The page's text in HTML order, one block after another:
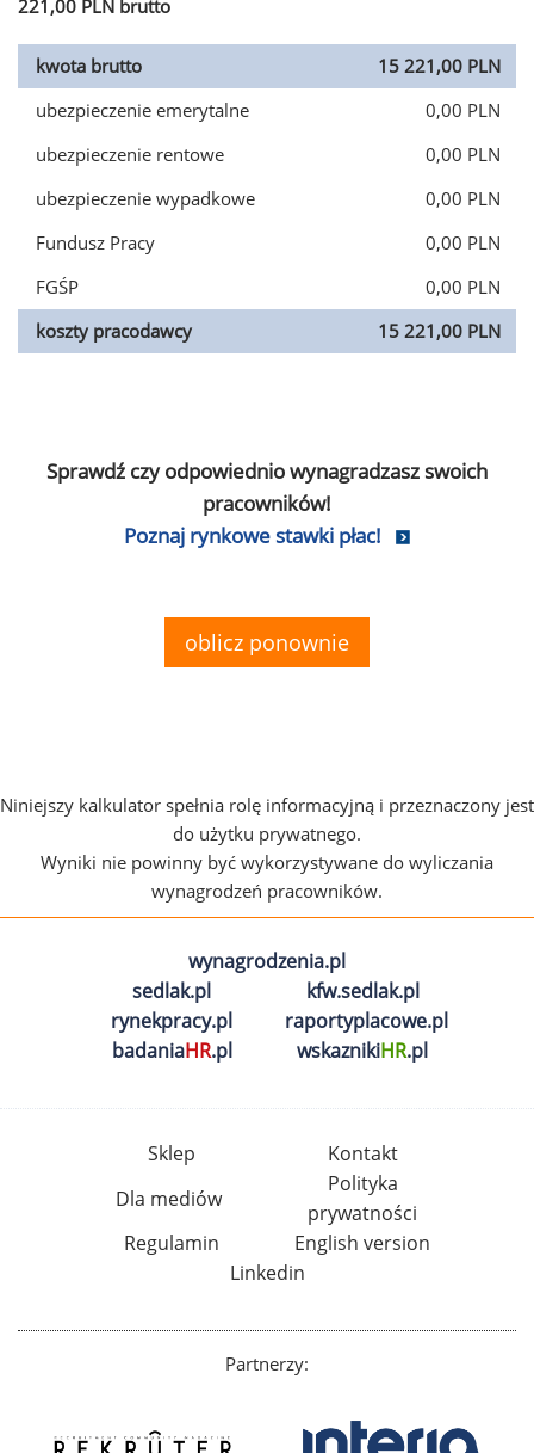
221,00 PLN brutto
kwota brutto
15 221,00 PLN
ubezpieczenie emerytalne
0,00 PLN
ubezpieczenie rentowe
0,00 PLN
ubezpieczenie wypadkowe
0,00 PLN
Fundusz Pracy
0,00 PLN
FGŚP
0,00 PLN
koszty pracodawcy
15 221,00 PLN
Sprawdź czy odpowiednio wynagradzasz swoich
pracowników!
Poznaj rynkowe stawki płac!
oblicz ponownie
Niniejszy kalkulator spełnia rolę informacyjną i przeznaczony jest
do użytku prywatnego.
Wyniki nie powinny być wykorzystywane do wyliczania
wynagrodzeń pracowników.
wynagrodzenia.pl
sedlak.pl
kfw.sedlak.pl
rynekpracy.pl
raportyplacowe.pl
badaniaHR.pl wskaznikiHR.pl
Sklep
Kontakt
Dla mediów
Polityka
prywatności
Regulamin
English version
Linkedin
Partnerzy: